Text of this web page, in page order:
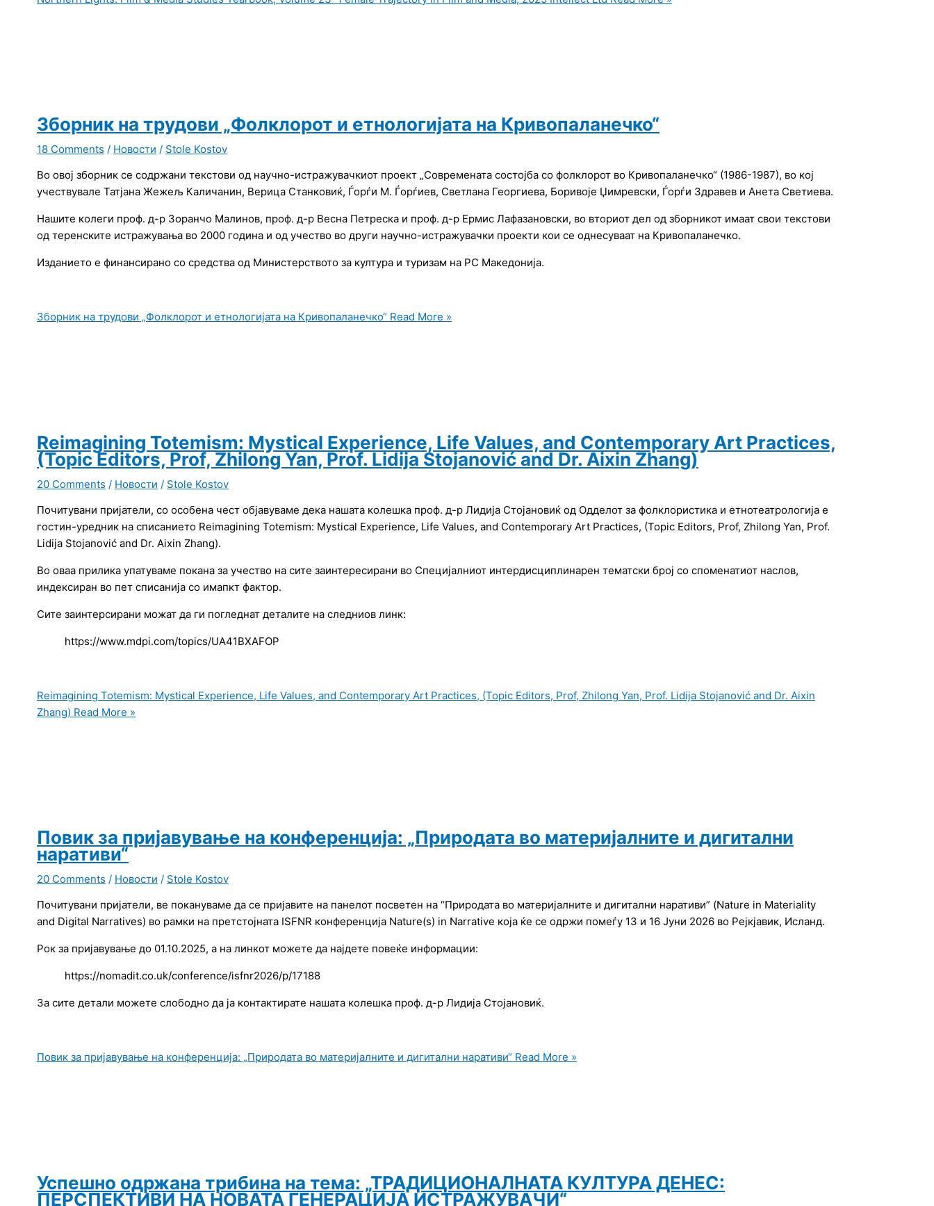
Зборник на трудови „Фолклорот и етнологијата на Кривопаланечко“
18 Comments / Новости / Stole Kostov
Во овој зборник се содржани текстови од научно-истражувачкиот проект „Современата состојба со фолклорот во Кривопаланечко“ (1986-1987), во кој
учествувале Татјана Жежељ Каличанин, Верица Станковиќ, Ѓорѓи М. Ѓорѓиев, Светлана Георгиева, Боривоје Џимревски, Ѓорѓи Здравев и Анета Светиева.
Нашите колеги проф. д-р Зоранчо Малинов, проф. д-р Весна Петреска и проф. д-р Ермис Лафазановски, во вториот дел од зборникот имаат свои текстови
од теренските истражувања во 2000 година и од учество во други научно-истражувачки проекти кои се однесуваат на Кривопаланечко.
Изданието е финансирано со средства од Министерството за култура и туризам на РС Македонија.
Зборник на трудови „Фолклорот и етнологијата на Кривопаланечко“ Read More »
Reimagining Totemism: Mystical Experience, Life Values, and Contemporary Art Practices,
(Topic Editors, Prof, Zhilong Yan, Prof. Lidija Stojanović and Dr. Aixin Zhang)
20 Comments / Новости / Stole Kostov
Почитувани пријатели, со особена чест објавуваме дека нашата колешка проф. д-р Лидија Стојановиќ од Одделот за фолклористика и етнотеатрологија е
гостин-уредник на списанието Reimagining Totemism: Mystical Experience, Life Values, and Contemporary Art Practices, (Topic Editors, Prof, Zhilong Yan, Prof.
Lidija Stojanović and Dr. Aixin Zhang).
Во оваа прилика упатуваме покана за учество на сите заинтересирани во Специјалниот интердисциплинарен тематски број со споменатиот наслов,
индексиран во пет списанија со имапкт фактор.
Сите заинтерсирани можат да ги погледнат деталите на следниов линк:
https://www.mdpi.com/topics/UA41BXAFOP
Reimagining Totemism: Mystical Experience, Life Values, and Contemporary Art Practices, (Topic Editors, Prof, Zhilong Yan, Prof. Lidija Stojanović and Dr. Aixin
Zhang) Read More »
Повик за пријавување на конференција: „Природата во материјалните и дигитални
наративи“
20 Comments / Новости / Stole Kostov
Почитувани пријатели, ве покануваме да се пријавите на панелот посветен на “Природата во материјалните и дигитални наративи” (Nature in Materiality
and Digital Narratives) во рамки на претстојната ISFNR конференција Nature(s) in Narrative која ќе се одржи помеѓу 13 и 16 Јуни 2026 во Рејкјавик, Исланд.
Рок за пријавување до 01.10.2025, a на линкот можете да најдете повеќе информации:
https://nomadit.co.uk/conference/isfnr2026/p/17188
За сите детали можете слободно да ја контактирате нашата колешка проф. д-р Лидија Стојановиќ.
Повик за пријавување на конференција: „Природата во материјалните и дигитални наративи“ Read More »
Успешно одржана трибина на тема: „ТРАДИЦИОНАЛНАТА КУЛТУРА ДЕНЕС:
ПЕРСПЕКТИВИ НА НОВАТА ГЕНЕРАЦИЈА ИСТРАЖУВАЧИ“